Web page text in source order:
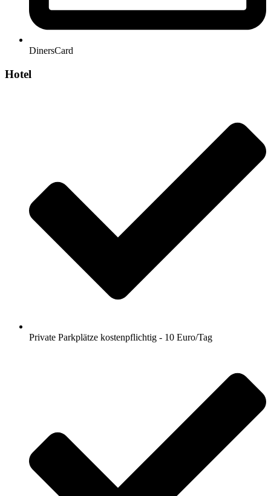
DinersCard
Hotel
Private Parkplätze kostenpflichtig - 10 Euro/Tag